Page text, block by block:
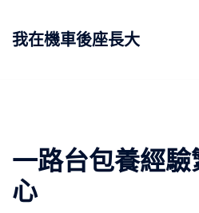
我在機車後座長大
一路台包養經
心